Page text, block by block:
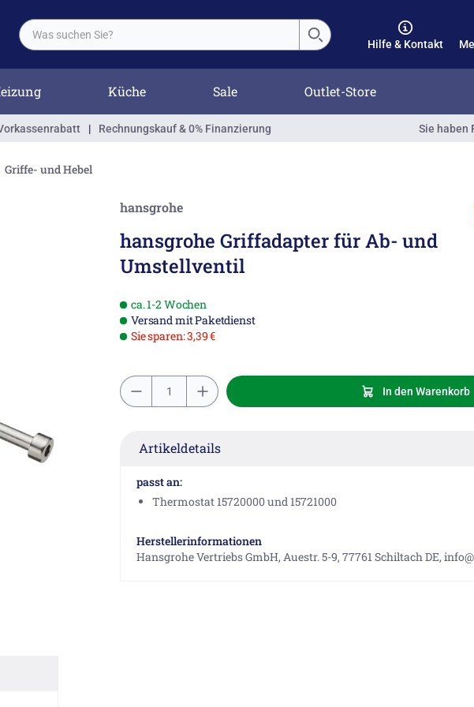
Hilfe & Kontakt
Küche Sale Outlet-Store
| Rechnungskauf & 0% Finanzierung Sie haben
Griffe- und Hebel
hansgrohe
hansgrohe Griffadapter für Ab- und
Umstellventil
ca. 1-2 Wochen
Versand mit Paketdienst
Sie sparen: 3,39 €
In den Warenkorb
Artikeldetails
passt an:
Thermostat 15720000 und 15721000
Herstellerinformationen
Hansgrohe Vertriebs GmbH, Auestr. 5-9, 77761 Schiltach DE,